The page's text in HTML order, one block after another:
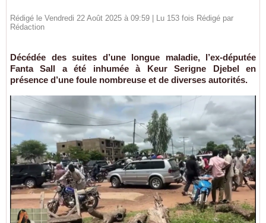
Rédigé le Vendredi 22 Août 2025 à 09:59 | Lu 153 fois Rédigé par
Rédaction
Décédée des suites d’une longue maladie, l’ex-députée
Fanta Sall a été inhumée à Keur Serigne Djebel en
présence d’une foule nombreuse et de diverses autorités.